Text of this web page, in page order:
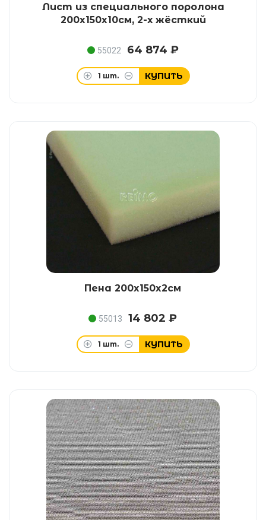
Лист из специального поролона
200x150x10см, 2-х жёсткий
55022 64 874 ₽
1 шт. КУПИТЬ
Пена 200x150x2см
55013 14 802 ₽
1 шт. КУПИТЬ